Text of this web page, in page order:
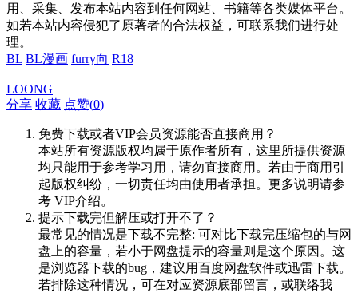
用、采集、发布本站内容到任何网站、书籍等各类媒体平台。
如若本站内容侵犯了原著者的合法权益，可联系我们进行处
理。
BL BL漫画 furry向 R18
LOONG
分享 收藏 点赞(0)
免费下载或者VIP会员资源能否直接商用？
本站所有资源版权均属于原作者所有，这里所提供资源
均只能用于参考学习用，请勿直接商用。若由于商用引
起版权纠纷，一切责任均由使用者承担。更多说明请参
考 VIP介绍。
提示下载完但解压或打开不了？
最常见的情况是下载不完整: 可对比下载完压缩包的与网
盘上的容量，若小于网盘提示的容量则是这个原因。这
是浏览器下载的bug，建议用百度网盘软件或迅雷下载。
若排除这种情况，可在对应资源底部留言，或联络我